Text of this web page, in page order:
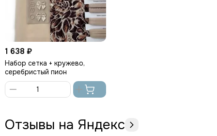
1 638 ₽
Набор сетка + кружево,
серебристый пион
Отзывы на Яндекс